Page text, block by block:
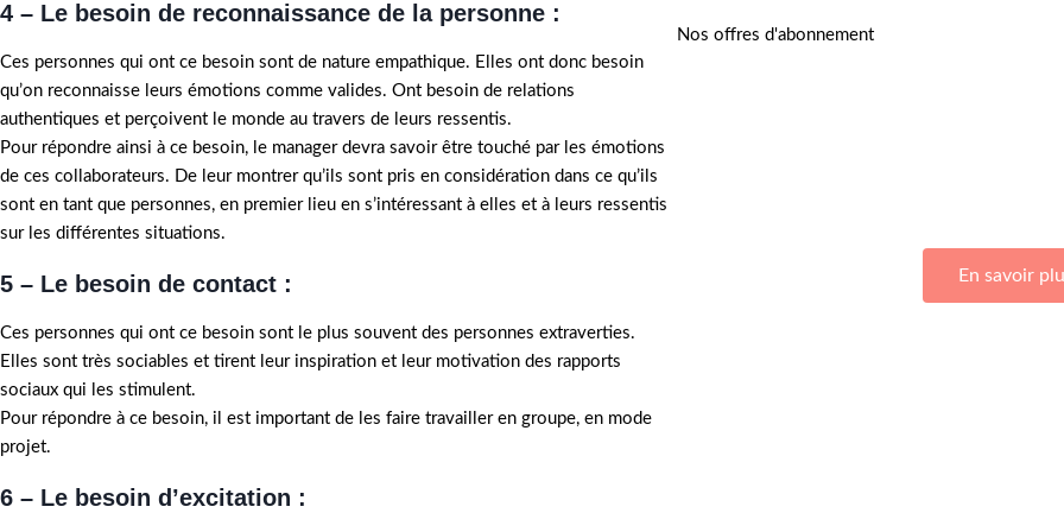
4 – Le besoin de reconnaissance de la personne :
Ces personnes qui ont ce besoin sont de nature empathique. Elles ont donc besoin
qu’on reconnaisse leurs émotions comme valides. Ont besoin de relations
authentiques et perçoivent le monde au travers de leurs ressentis.
Pour répondre ainsi à ce besoin, le manager devra savoir être touché par les émotions
de ces collaborateurs. De leur montrer qu’ils sont pris en considération dans ce qu’ils
sont en tant que personnes, en premier lieu en s’intéressant à elles et à leurs ressentis
sur les différentes situations.
5 – Le besoin de contact :
Ces personnes qui ont ce besoin sont le plus souvent des personnes extraverties.
Elles sont très sociables et tirent leur inspiration et leur motivation des rapports
sociaux qui les stimulent.
Pour répondre à ce besoin, il est important de les faire travailler en groupe, en mode
projet.
6 – Le besoin d’excitation :
Nos offres d'abonnement
En savoir